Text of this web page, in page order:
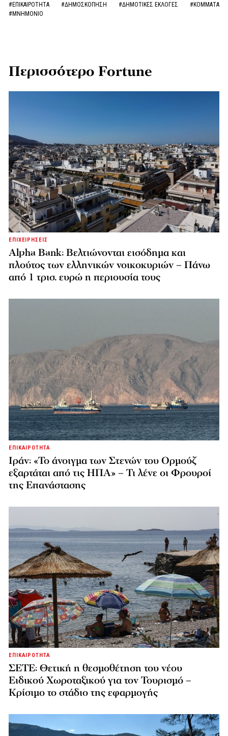
#ΕΠΙΚΑΙΡΟΤΗΤΑ #ΔΗΜΟΣΚΟΠΗΣΗ #ΔΗΜΟΤΙΚΕΣ ΕΚΛΟΓΕΣ
#ΚΟΜΜΑΤΑ
#ΜΝΗΜΟΝΙΟ
Περισσότερο Fortune
ΕΠΙΧΕΙΡΗΣΕΙΣ
Alpha Bank: Βελτιώνονται εισόδημα και
πλούτος των ελληνικών νοικοκυριών – Πάνω
από 1 τρισ. ευρώ η περιουσία τους
ΕΠΙΚΑΙΡΟΤΗΤΑ
Ιράν: «Το άνοιγμα των Στενών του Ορμούζ
εξαρτάται από τις ΗΠΑ» – Τι λένε οι Φρουροί
της Επανάστασης
ΕΠΙΚΑΙΡΟΤΗΤΑ
ΣΕΤΕ: Θετική η θεσμοθέτηση του νέου
Ειδικού Χωροταξικού για τον Τουρισμό –
Κρίσιμο το στάδιο της εφαρμογής